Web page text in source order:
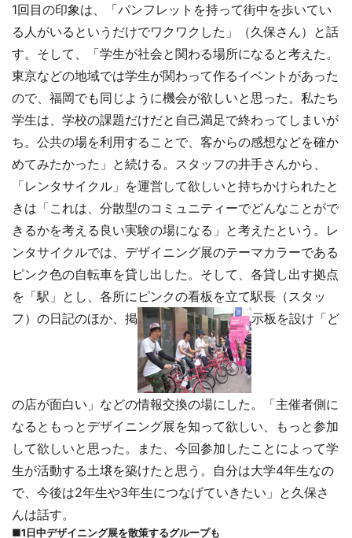
1回目の印象は、「パンフレットを持って街中を歩いてい
る人がいるというだけでワクワクした」（久保さん）と話
す。そして、「学生が社会と関わる場所になると考えた。
東京などの地域では学生が関わって作るイベントがあった
ので、福岡でも同じように機会が欲しいと思った。私たち
学生は、学校の課題だけだと自己満足で終わってしまいが
ち。公共の場を利用することで、客からの感想などを確か
めてみたかった」と続ける。スタッフの井手さんから、
「レンタサイクル」を運営して欲しいと持ちかけられたと
きは「これは、分散型のコミュニティーでどんなことがで
きるかを考える良い実験の場になる」と考えたという。レ
ンタサイクルでは、デザイニング展のテーマカラーである
ピンク色の自転車を貸し出した。そして、各貸し出す拠点
を「駅」とし、各所にピンクの看板を立て駅長（スタッ
フ）の日記のほか、掲
示板を設け「ど
の店が面白い」などの情報交換の場にした。「主催者側に
なるともっとデザイニング展を知って欲しい、もっと参加
して欲しいと思った。また、今回参加したことによって学
生が活動する土壌を築けたと思う。自分は大学4年生なの
で、今後は2年生や3年生につなげていきたい」と久保さ
んは話す。
■1日中デザイニング展を散策するグループも